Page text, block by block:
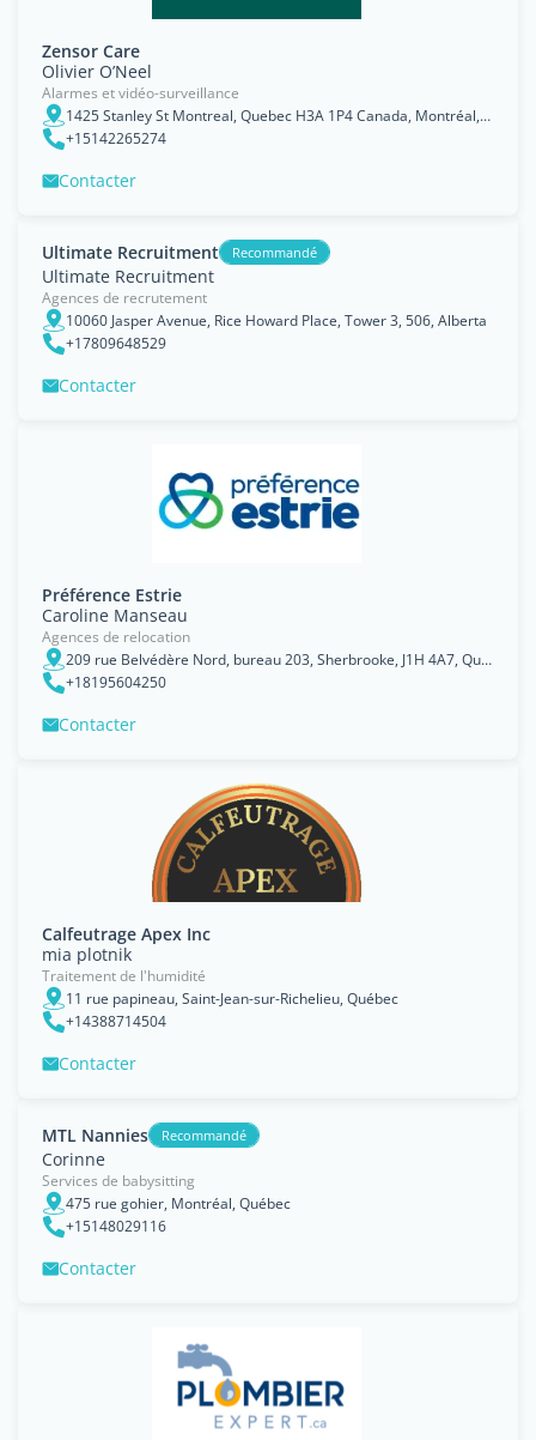
Zensor Care
Olivier O’Neel
Alarmes et vidéo-surveillance
1425 Stanley St Montreal, Quebec H3A 1P4 Canada, Montréal, Québec
+15142265274
Contacter
Ultimate Recruitment Recommandé
Ultimate Recruitment
Agences de recrutement
10060 Jasper Avenue, Rice Howard Place, Tower 3, 506, Alberta
+17809648529
Contacter
Préférence Estrie
Caroline Manseau
Agences de relocation
209 rue Belvédère Nord, bureau 203, Sherbrooke, J1H 4A7, Québec
+18195604250
Contacter
Calfeutrage Apex Inc
mia plotnik
Traitement de l'humidité
11 rue papineau, Saint-Jean-sur-Richelieu, Québec
+14388714504
Contacter
MTL Nannies Recommandé
Corinne
Services de babysitting
475 rue gohier, Montréal, Québec
+15148029116
Contacter